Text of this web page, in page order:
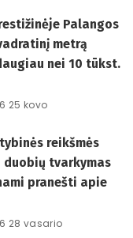
Palangos
metrą
nei 10 tūkst.
25 kovo
reikšmės
duobių tvarkymas
pranešti apie
28 vasario